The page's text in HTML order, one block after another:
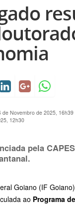
de Novembro de 2025, 16h39
12h30
pela
Goiano (IF
ao Programa